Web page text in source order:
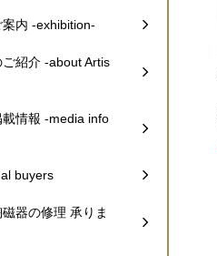
内 -exhibition-
紹介 -about Artis
載情報 -media info
buyers
器の修理 承りま